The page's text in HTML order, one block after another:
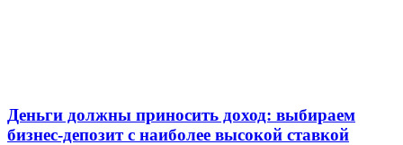
Деньги должны приносить доход: выбираем
бизнес-депозит с наиболее высокой ставкой